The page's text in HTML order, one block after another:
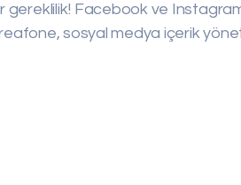
gereklilik! Facebook ve
Creafone, sosyal medya içerik